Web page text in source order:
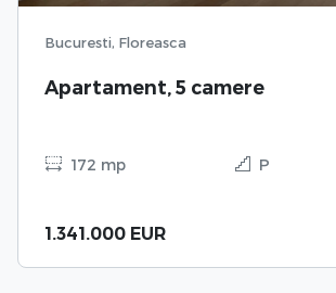
Bucuresti, Floreasca
Apartament, 5 camere
172 mp P
1.341.000 EUR